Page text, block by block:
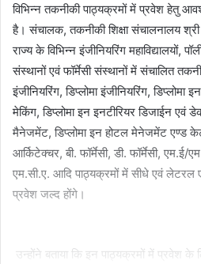
विभिन्न तकनीकी पाठ्यक्रमों में प्रवेश हेतु
है। संचालक, तकनीकी शिक्षा संचालनालय
राज्य के विभिन्न इंजीनियरिंग महाविद्यालयों,
संस्थानों एवं फॉर्मेसी संस्थानों में संचालित
इंजीनियरिंग, डिप्लोमा इंजीनियरिंग,
मेकिंग, डिप्लोमा इन इनटीरियर डिजाईन एवं
मैनेजमेंट, डिप्लोमा इन होटल मेनेजमेंट एण्ड
आर्किटेक्चर, बी. फॉर्मेसी, डी. फॉर्मेसी, एम.ई/
एम.सी.ए. आदि पाठ्यक्रमों में सीधे एवं लेटरल
प्रवेश जल्द होंगे।
उन्होंने बताया कि इन पाठ्यक्रमों में प्रवेश के